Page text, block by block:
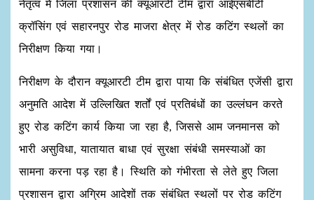
नेतृत्व में जिला प्रशासन की क्यूआरटी टीम द्वारा आईएसबीटी
क्रॉसिंग एवं सहारनपुर रोड माजरा क्षेत्र में रोड कटिंग स्थलों का
निरीक्षण किया गया।
निरीक्षण के दौरान क्यूआरटी टीम द्वारा पाया कि संबंधित एजेंसी द्वारा
अनुमति आदेश में उल्लिखित शर्तों एवं प्रतिबंधों का उल्लंघन करते
हुए रोड कटिंग कार्य किया जा रहा है, जिससे आम जनमानस को
भारी असुविधा, यातायात बाधा एवं सुरक्षा संबंधी समस्याओं का
सामना करना पड़ रहा है। स्थिति को गंभीरता से लेते हुए जिला
प्रशासन द्वारा अग्रिम आदेशों तक संबंधित स्थलों पर रोड कटिंग